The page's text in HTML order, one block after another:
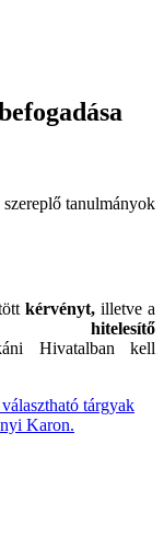
tanulmányok
kérvényt,illetve a
hitelesítő
Hivatalban kell
tárgyak
Karon.